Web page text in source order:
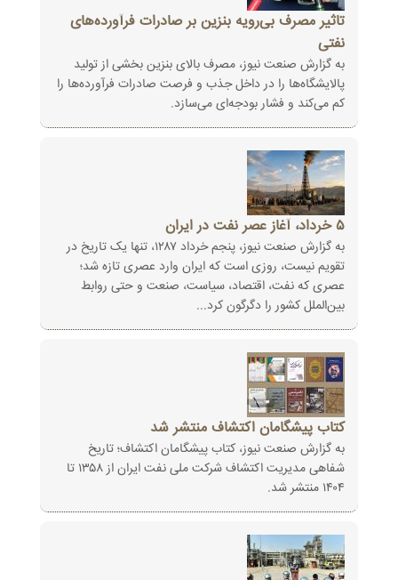
تاثیر مصرف بی‌رویه بنزین بر صادرات فرآورده‌های
نفتی
به گزارش صنعت نیوز، مصرف بالای بنزین بخشی از تولید
پالایشگاه‌ها را در داخل جذب و فرصت صادرات فرآورده‌ها را
کم می‌کند و فشار ‏بودجه‌ای می‌سازد‎.‎
۵‏‎ ‎خرداد، آغاز عصر نفت در ایران
به گزارش صنعت نیوز، پنجم خرداد ۱۲۸۷، تنها یک تاریخ در
تقویم نیست، روزی است که ایران وارد عصری تازه‌ شد؛
عصری که نفت، اقتصاد، ‏سیاست، صنعت و حتی روابط
بین‌الملل کشور را دگرگون کرد...
کتاب پیشگامان اکتشاف منتشر شد
به گزارش صنعت نیوز، کتاب پیشگامان اکتشاف؛ تاریخ
شفاهی مدیریت اکتشاف شرکت ملی نفت ایران از ۱۳۵۸ تا